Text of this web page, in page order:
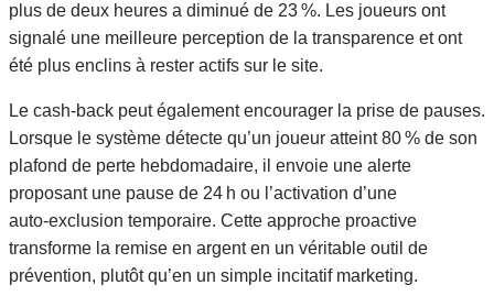
plus de deux heures a diminué de 23 %. Les joueurs ont
signalé une meilleure perception de la transparence et ont
été plus enclins à rester actifs sur le site.
Le cash‑back peut également encourager la prise de pauses.
Lorsque le système détecte qu’un joueur atteint 80 % de son
plafond de perte hebdomadaire, il envoie une alerte
proposant une pause de 24 h ou l’activation d’une
auto‑exclusion temporaire. Cette approche proactive
transforme la remise en argent en un véritable outil de
prévention, plutôt qu’en un simple incitatif marketing.